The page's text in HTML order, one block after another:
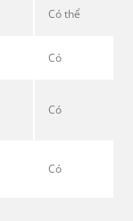
Có thể
Có
Có
Có